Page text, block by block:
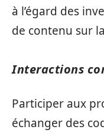
à l’égard des
de contenu sur
Interactions
Participer aux
échanger des